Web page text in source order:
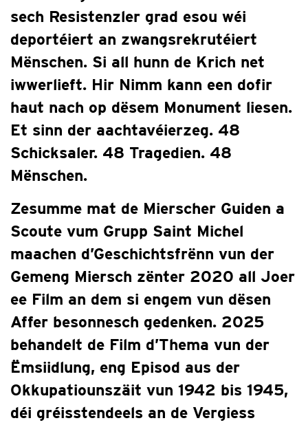
sech Resistenzler grad esou wéi
deportéiert an zwangsrekrutéiert
Mënschen. Si all hunn de Krich net
iwwerlieft. Hir Nimm kann een dofir
haut nach op dësem Monument liesen.
Et sinn der aachtavéierzeg. 48
Schicksaler. 48 Tragedien. 48
Mënschen.
Zesumme mat de Mierscher Guiden a
Scoute vum Grupp Saint Michel
maachen d’Geschichtsfrënn vun der
Gemeng Miersch zënter 2020 all Joer
ee Film an dem si engem vun dësen
Affer besonnesch gedenken. 2025
behandelt de Film d’Thema vun der
Ëmsiidlung, eng Episod aus der
Okkupatiounszäit vun 1942 bis 1945,
déi gréisstendeels an de Vergiess